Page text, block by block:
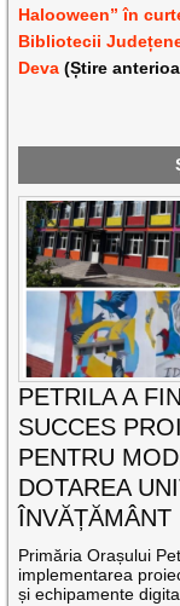
Halooween” în
Bibliotecii
Deva (Știre
PETRILA A
SUCCES
PENTRU
DOTAREA
ÎNVĂȚĂMÂNT
Primăria Orașului
implementarea
și echipamente